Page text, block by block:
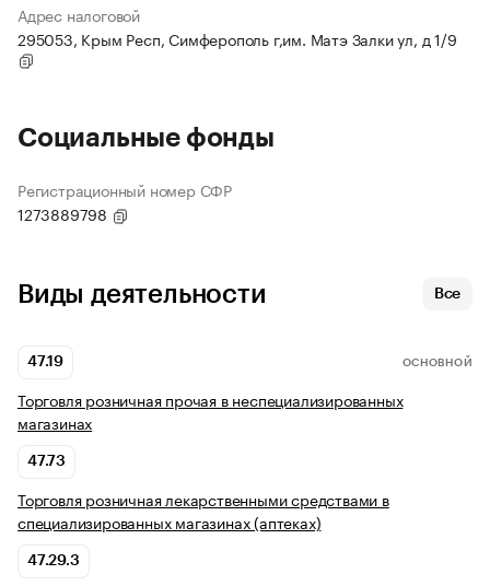
Адрес налоговой
295053, Крым Респ, Симферополь г,им. Матэ Залки ул, д 1/9
Социальные фонды
Регистрационный номер СФР
1273889798
Виды деятельности Все
47.19 ОСНОВНОЙ
Торговля розничная прочая в неспециализированных
магазинах
47.73
Торговля розничная лекарственными средствами в
специализированных магазинах (аптеках)
47.29.3